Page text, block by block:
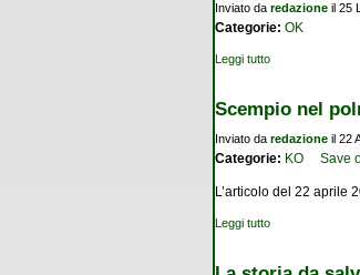
Inviato da redazione il 25
Categorie: OK
Leggi tutto
Scempio nel
Inviato da redazione il 22
Categorie: KO Save
L’articolo del 22 aprile
Leggi tutto